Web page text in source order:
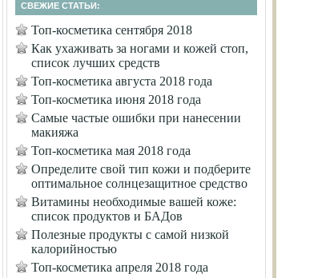
СВЕЖИЕ СТАТЬИ:
Топ-косметика сентября 2018
Как ухаживать за ногами и кожей стоп,
список лучших средств
Топ-косметика августа 2018 года
Топ-косметика июня 2018 года
Самые частые ошибки при нанесении
макияжа
Топ-косметика мая 2018 года
Определите свой тип кожи и подберите
оптимальное солнцезащитное средство
Витамины необходимые вашей коже:
список продуктов и БАДов
Полезные продукты с самой низкой
калорийностью
Топ-косметика апреля 2018 года